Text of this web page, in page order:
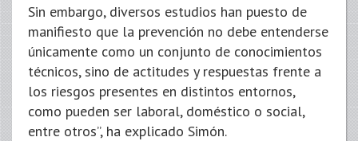
Sin embargo, diversos estudios han puesto de
manifiesto que la prevención no debe entenderse
únicamente como un conjunto de conocimientos
técnicos, sino de actitudes y respuestas frente a
los riesgos presentes en distintos entornos,
como pueden ser laboral, doméstico o social,
entre otros”, ha explicado Simón.